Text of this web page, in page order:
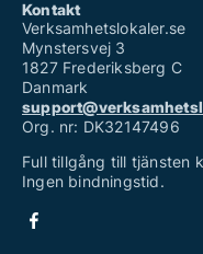
Kontakt
Verksamhetslokaler.se
Mynstersvej 3
1827 Frederiksberg C
Danmark
Org. nr: DK32147496
Full tillgång till tjänsten
Ingen bindningstid.